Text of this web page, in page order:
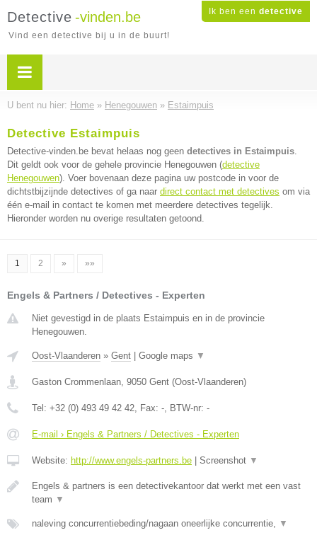
Ik ben een detective
Detective -vinden.be
Vind een detective bij u in de buurt!
U bent nu hier: Home » Henegouwen » Estaimpuis
Detective Estaimpuis
Detective-vinden.be bevat helaas nog geen detectives in Estaimpuis.
Dit geldt ook voor de gehele provincie Henegouwen (detective
Henegouwen). Voer bovenaan deze pagina uw postcode in voor de
dichtstbijzijnde detectives of ga naar direct contact met detectives om via
één e-mail in contact te komen met meerdere detectives tegelijk.
Hieronder worden nu overige resultaten getoond.
1 2 » »»
Engels & Partners / Detectives - Experten
Niet gevestigd in de plaats Estaimpuis en in de provincie
Henegouwen.
Oost-Vlaanderen » Gent Google maps ▼
Gaston Crommenlaan, 9050 Gent (Oost-Vlaanderen)
Tel: +32 (0) 493 49 42 42, Fax: -, BTW-nr: -
E-mail › Engels & Partners / Detectives - Experten
Website: http://www.engels-partners.be Screenshot ▼
Engels & partners is een detectivekantoor dat werkt met een vast
team ▼
naleving concurrentiebeding/nagaan oneerlijke concurrentie, ▼